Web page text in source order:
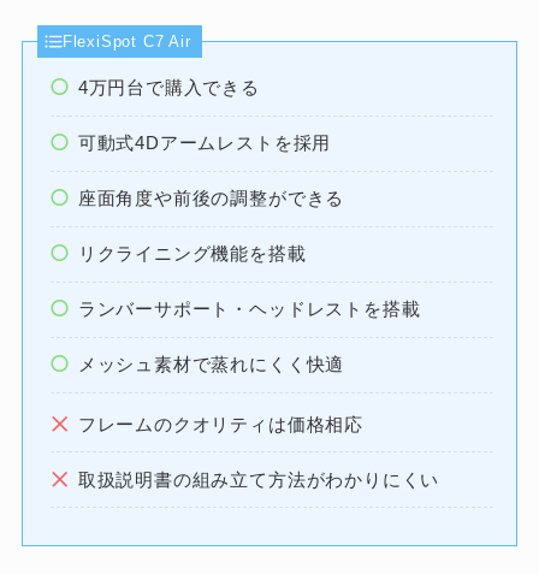
FlexiSpot C7 Air
4万円台で購入できる
可動式4Dアームレストを採用
座面角度や前後の調整ができる
リクライニング機能を搭載
ランバーサポート・ヘッドレストを搭載
メッシュ素材で蒸れにくく快適
フレームのクオリティは価格相応
取扱説明書の組み立て方法がわかりにくい